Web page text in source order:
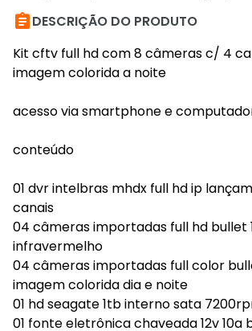
DESCRIÇÃO DO PRODUTO
Kit cftv full hd com 8 câmeras c/ 4
imagem colorida a noite
acesso via smartphone e
conteúdo
01 dvr intelbras mhdx full hd ip
canais
04 câmeras importadas full hd bullet
infravermelho
04 câmeras importadas full color
imagem colorida dia e noite
01 hd seagate 1tb interno sata
01 fonte eletrônica chaveada 12v 10a